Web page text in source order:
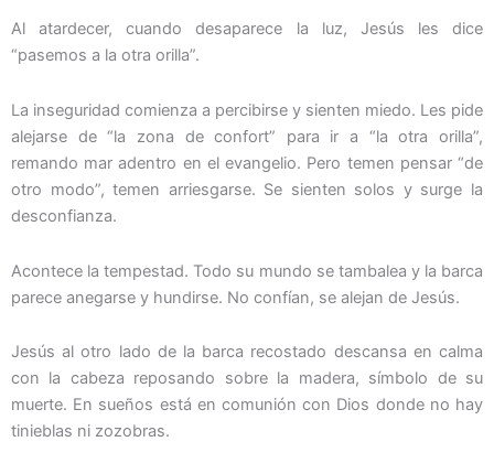
Al atardecer, cuando desaparece la luz, Jesús les dice
“pasemos a la otra orilla”.
La inseguridad comienza a percibirse y sienten miedo. Les pide
alejarse de “la zona de confort” para ir a “la otra orilla”,
remando mar adentro en el evangelio. Pero temen pensar “de
otro modo”, temen arriesgarse. Se sienten solos y surge la
desconfianza.
Acontece la tempestad. Todo su mundo se tambalea y la barca
parece anegarse y hundirse. No confían, se alejan de Jesús.
Jesús al otro lado de la barca recostado descansa en calma
con la cabeza reposando sobre la madera, símbolo de su
muerte. En sueños está en comunión con Dios donde no hay
tinieblas ni zozobras.